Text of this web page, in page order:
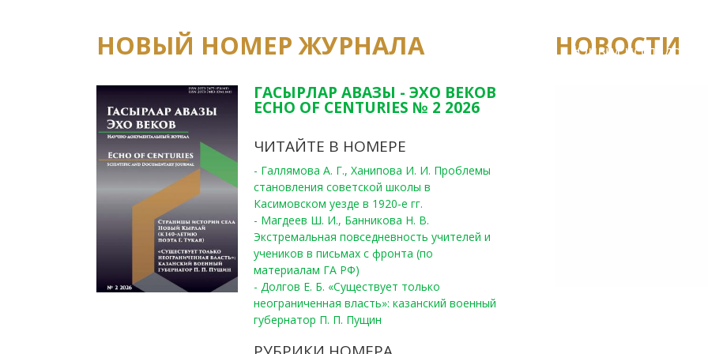
НОВЫЙ НОМЕР ЖУРНАЛА
ГАСЫРЛАР АВАЗЫ - ЭХО ВЕКОВ
ECHO OF CENTURIES № 2 2026
ЧИТАЙТЕ В НОМЕРЕ
- Галлямова А. Г., Ханипова И. И. Проблемы
становления советской школы в
Касимовском уезде в 1920-е гг.
- Магдеев Ш. И., Банникова Н. В.
Экстремальная повседневность учителей и
учеников в письмах с фронта (по
материалам ГА РФ)
- Долгов Е. Б. «Существует только
неограниченная власть»: казанский военный
губернатор П. П. Пущин
НОВОСТИ
Юным